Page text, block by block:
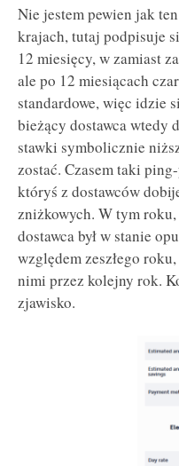
Nie jestem pewien jak
krajach, tutaj podpisuje
12 miesięcy, w zamiast
ale po 12 miesiącach
standardowe, więc idzie
bieżący dostawca wtedy
stawki symbolicznie
zostać. Czasem taki
któryś z dostawców
zniżkowych. W tym
dostawca był w stanie
względem zeszłego
nimi przez kolejny rok.
zjawisko.